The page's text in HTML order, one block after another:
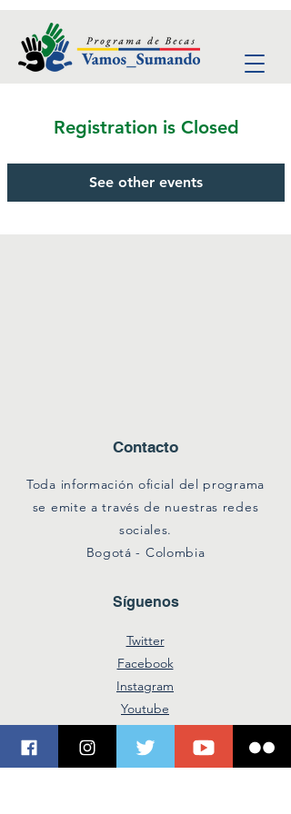
Registration is Closed
See other events
Contacto
Toda información oficial del programa
se emite a través de nuestras redes
sociales.
Bogotá - Colombia
Síguenos
Twitter
Facebook
Instagram
Youtube